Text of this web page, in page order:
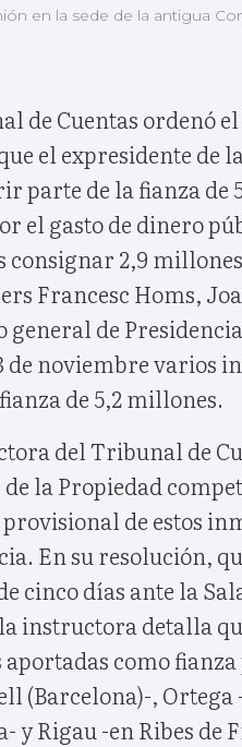
en la sede de la antigua
de Cuentas ordenó
el expresidente de
parte de la fianza de
el gasto de dinero
consignar 2,9
Francesc Homs,
general de
de noviembre varios
de 5,2 millones.
del Tribunal de
la Propiedad
de estos
En su resolución,
cinco días ante la
instructora detalla
como
(Barcelona)-,
y Rigau -en Ribes de